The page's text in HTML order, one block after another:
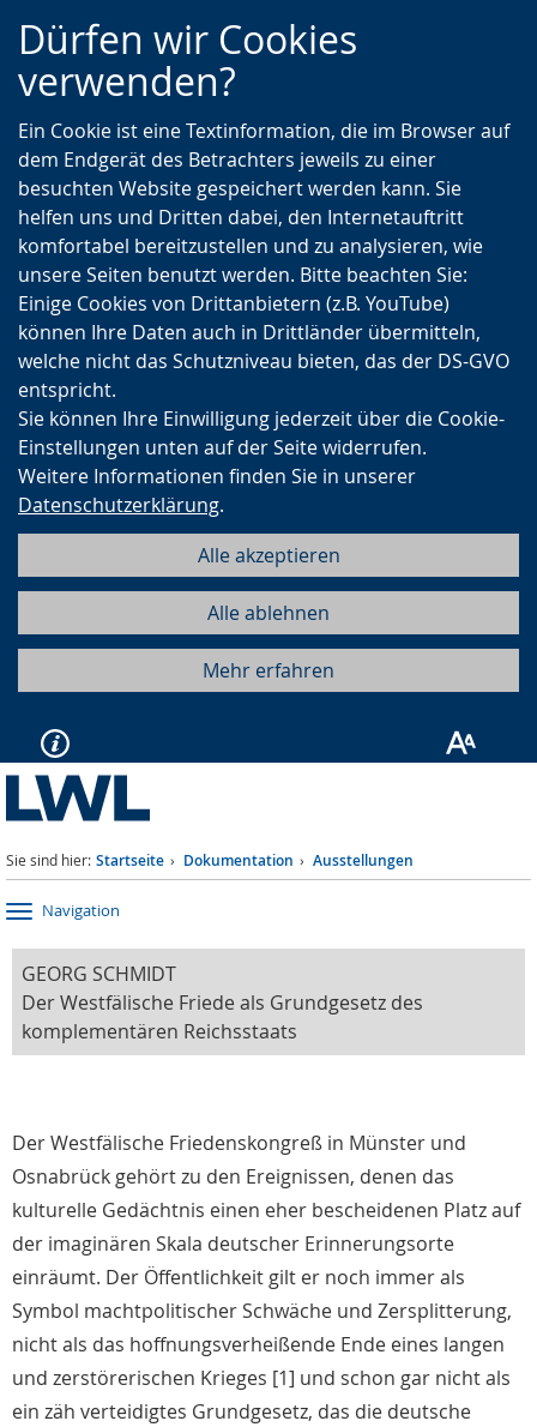
Zur
Hauptnavigation
Zur
Seitennavigation
Zum
Inhalt
Dürfen wir Cookies
verwenden?
Ein Cookie ist eine Textinformation, die im Browser auf
dem Endgerät des Betrachters jeweils zu einer
besuchten Website gespeichert werden kann. Sie
helfen uns und Dritten dabei, den Internetauftritt
komfortabel bereitzustellen und zu analysieren, wie
unsere Seiten benutzt werden. Bitte beachten Sie:
Einige Cookies von Drittanbietern (z.B. YouTube)
können Ihre Daten auch in Drittländer übermitteln,
welche nicht das Schutzniveau bieten, das der DS-GVO
entspricht.
Sie können Ihre Einwilligung jederzeit über die Cookie-
Einstellungen unten auf der Seite widerrufen.
Weitere Informationen finden Sie in unserer
Datenschutzerklärung.
Alle akzeptieren
Alle ablehnen
Mehr erfahren
Sie sind hier: Startseite Dokumentation Ausstellungen
Navigation
GEORG SCHMIDT
Der Westfälische Friede als Grundgesetz des
komplementären Reichsstaats
Der Westfälische Friedenskongreß in Münster und
Osnabrück gehört zu den Ereignissen, denen das
kulturelle Gedächtnis einen eher bescheidenen Platz auf
der imaginären Skala deutscher Erinnerungsorte
einräumt. Der Öffentlichkeit gilt er noch immer als
Symbol machtpolitischer Schwäche und Zersplitterung,
nicht als das hoffnungsverheißende Ende eines langen
und zerstörerischen Krieges [1] und schon gar nicht als
ein zäh verteidigtes Grundgesetz, das die deutsche